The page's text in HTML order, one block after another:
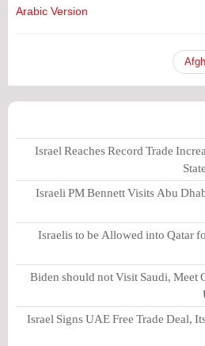
Arabic Version
Israel Reaches Record Trade
Israeli PM Bennett Visits Abu
Israelis to be Allowed into Qatar
Biden should not Visit Saudi, Meet
Israel Signs UAE Free Trade Deal,